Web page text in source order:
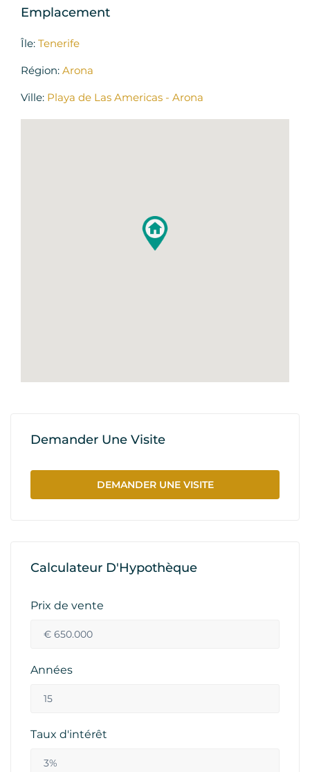
Emplacement
Île: Tenerife
Région: Arona
Ville: Playa de Las Americas - Arona
Demander Une Visite
DEMANDER UNE VISITE
Calculateur D'Hypothèque
Prix de vente
Années
Taux d'intérêt